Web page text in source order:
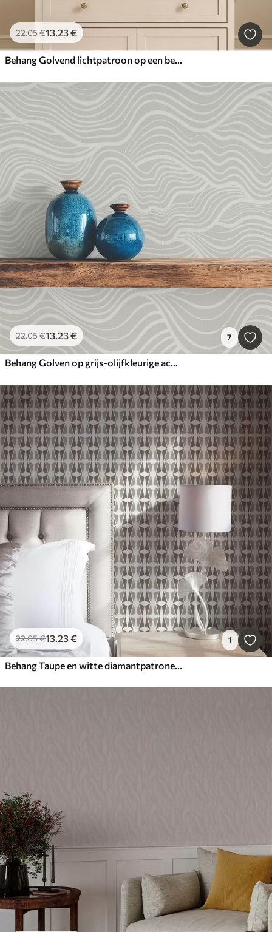
22.05€13.23€
Behang Golvend lichtpatroon op een beige achtergrond
22.05€13.23€ 7
Behang Golven op grijs-olijfkleurige achtergrond met stoftextuur
22.05€13.23€ 1
Behang Taupe en witte diamantpatronen, mid-century gevoel